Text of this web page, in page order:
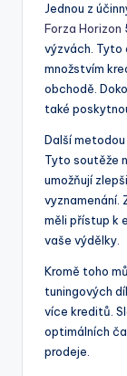
Jednou z
Forza Horizon
výzvách. Tyto
množstvím
obchodě.
také
Další
Tyto soutěže
umožňují
vyznamenání.
měli přístup k
vaše výdělky.
Kromě toho
tuningových
více kreditů.
optimálních
prodeje.